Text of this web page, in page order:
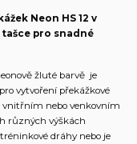
Neon HS 12 v
pro snadné
žluté barvě je
vytvoření překážkové
vnitřním nebo venkovním
různých výškách
dráhy nebo je